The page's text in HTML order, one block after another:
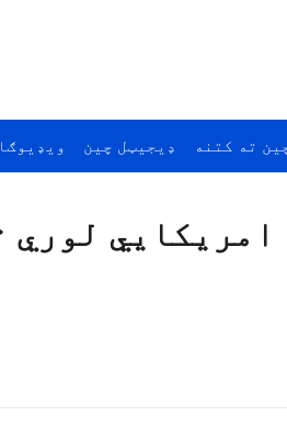
ته کتنه ډيجيټل چين
امريکايي لوري